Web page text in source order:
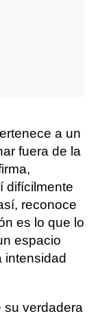
a un
fuera de la
difícilmente
reconoce
es lo que lo
espacio
intensidad
su verdadera